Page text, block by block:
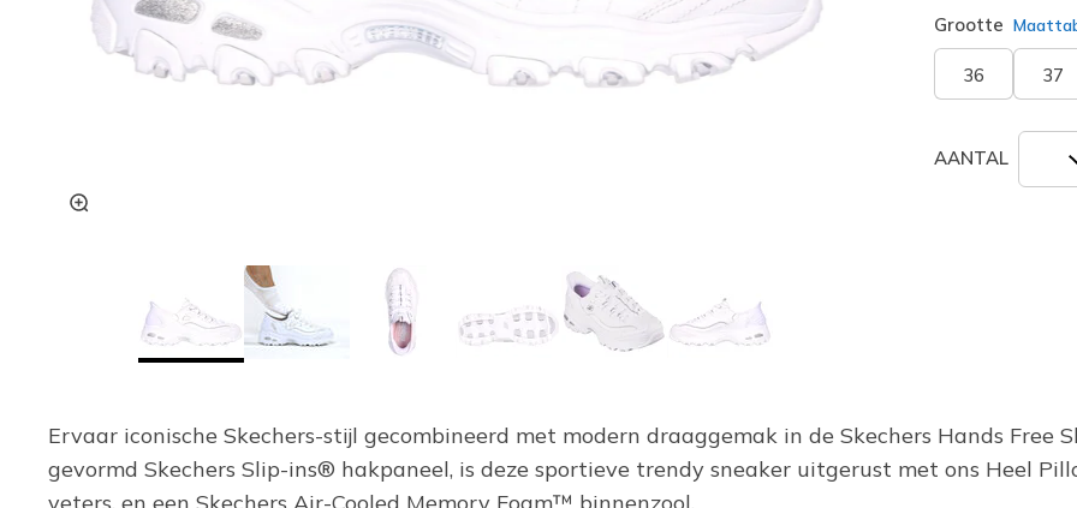
Grootte
36 37
AANTAL
Ervaar iconische Skechers-stijl gecombineerd met modern draaggemak in de Skechers Hands Free
gevormd Skechers Slip-ins® hakpaneel, is deze sportieve trendy sneaker uitgerust met ons Heel